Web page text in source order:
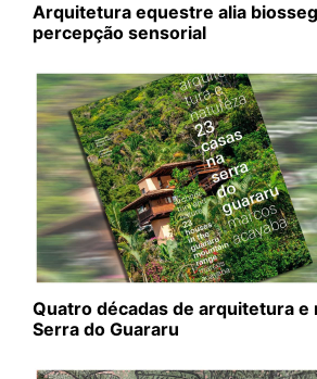
Arquitetura equestre alia
percepção sensorial
Quatro décadas de arquitetura e
Serra do Guararu